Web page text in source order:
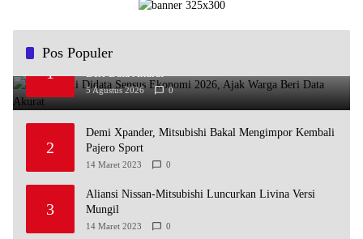
Pos Populer
1
Andra Soni Didata Sensus Ekonomi 2026, Ajak Warga
5 Agustus 2026 0
2
Demi Xpander, Mitsubishi Bakal Mengimpor Kembali
Pajero Sport
14 Maret 2023 0
3
Aliansi Nissan-Mitsubishi Luncurkan Livina Versi
Mungil
14 Maret 2023 0